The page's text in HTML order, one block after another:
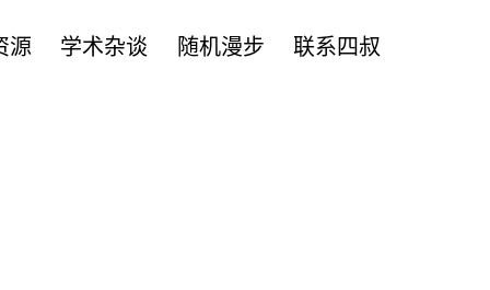
源 学术杂谈 随机漫步 联系四叔